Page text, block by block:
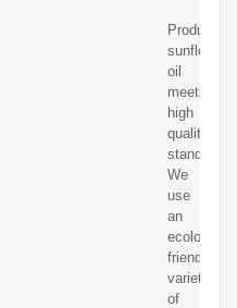
Produced
sunflower
oil
meets
high
quality
standards.
We
use
an
friendly
variety
of